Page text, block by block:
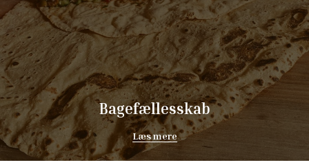
Bagefællesskab
Læs mere